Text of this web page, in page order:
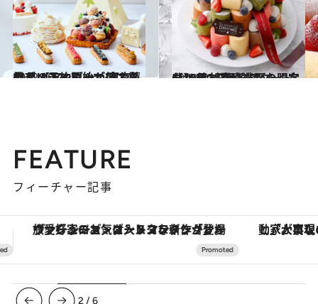
2022.10.21
11月の予約開始が待てない！ 【アンダーズ 東京】のクリスマス シェフお薦めブッシュドノエルは必見
グルメ 2022.10.1
【10月1日予約スタート分】 絶対買い逃したくないから！ 完売必至の限定クリスマスケーキ
グルメ
FEATURE
フィーチャー記事
「大事なのは地域の意識を変えること」。ロレックス賞受賞の自然保護活動家が実現させたナイジェリアの自然環境の復活 【銀座で出合う最旬美容】美髪ケアや上質
3 /6